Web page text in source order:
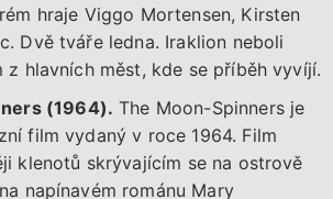
hraje Viggo Mortensen, Kirsten
Dvě tváře ledna. Iraklion neboli
z hlavních měst, kde se příběh vyvíjí.
(1964). The Moon-Spinners je
film vydaný v roce 1964. Film
klenotů skrývajícím se na ostrově
napínavém románu Mary